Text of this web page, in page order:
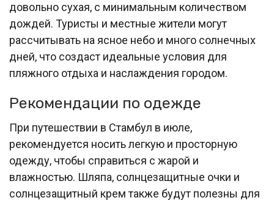
довольно сухая, с минимальным количеством
дождей. Туристы и местные жители могут
рассчитывать на ясное небо и много солнечных
дней, что создаст идеальные условия для
пляжного отдыха и наслаждения городом.
Рекомендации по одежде
При путешествии в Стамбул в июле,
рекомендуется носить легкую и просторную
одежду, чтобы справиться с жарой и
влажностью. Шляпа, солнцезащитные очки и
солнцезащитный крем также будут полезны для